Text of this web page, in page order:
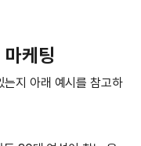
케팅
지 아래 예시를 참고하